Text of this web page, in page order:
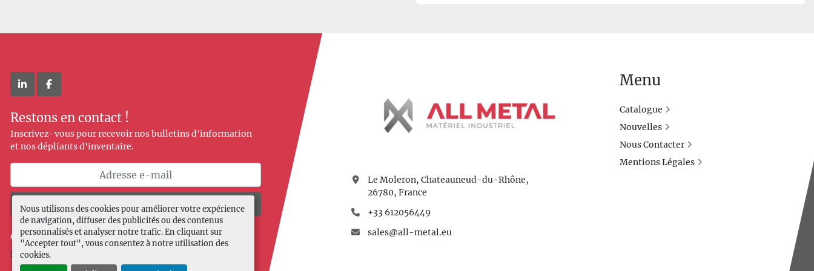
Nous utilisons des cookies pour améliorer votre expérience
de navigation, diffuser des publicités ou des contenus
personnalisés et analyser notre trafic. En cliquant sur
"Accepter tout", vous consentez à notre utilisation des
cookies.
linkedinfacebook
Restons en contact !
Inscrivez-vous pour recevoir nos bulletins d'information
et nos dépliants d'inventaire.
Souscrire
Gérez les cookies
Site webMachinio System
Le Moleron, Chateauneud-du-Rhône,
26780, France
+33 612056449
sales@all-metal.eu
Menu
Catalogue
Nouvelles
Nous Contacter
Mentions Légales